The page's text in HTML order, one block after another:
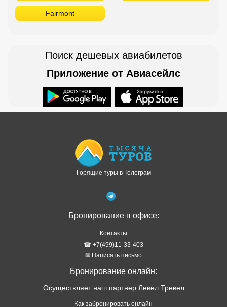
Fairmont
Поиск дешевых авиабилетов
Приложение от Авиасейлс
Горящие туры в Телеграм
Бронирование в офисе:
Контакты
☎ +7(499)11-33-403
✉ Написать письмо
Бронирование онлайн:
Осуществляет наш партнер Левел Тревел
Как забронировать онлайн